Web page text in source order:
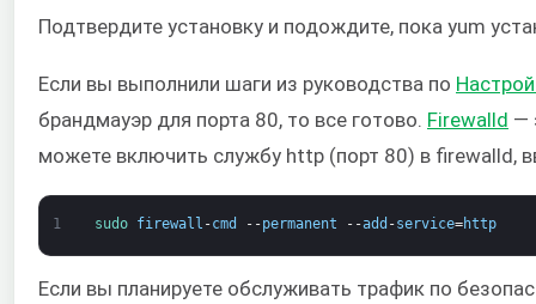
Подтвердите установку и подождите, пока yum
Если вы выполнили шаги из руководства по
брандмауэр для порта 80, то все готово. Firewalld —
можете включить службу http (порт 80) в firewalld,
1 sudo firewall -cmd --permanent --add -service=http
Если вы планируете обслуживать трафик по